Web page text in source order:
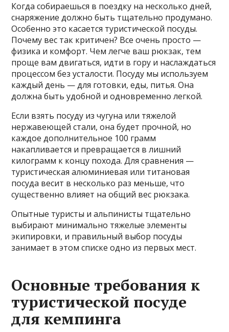
Когда собираешься в поездку на несколько дней,
снаряжение должно быть тщательно продумано.
Особенно это касается туристической посуды.
Почему вес так критичен? Все очень просто —
физика и комфорт. Чем легче ваш рюкзак, тем
проще вам двигаться, идти в гору и наслаждаться
процессом без усталости. Посуду мы используем
каждый день — для готовки, еды, питья. Она
должна быть удобной и одновременно легкой.
Если взять посуду из чугуна или тяжелой
нержавеющей стали, она будет прочной, но
каждое дополнительное 100 грамм
накапливается и превращается в лишний
килограмм к концу похода. Для сравнения —
туристическая алюминиевая или титановая
посуда весит в несколько раз меньше, что
существенно влияет на общий вес рюкзака.
Опытные туристы и альпинисты тщательно
выбирают минимально тяжелые элементы
экипировки, и правильный выбор посуды
занимает в этом списке одно из первых мест.
Основные требования к
туристической посуде
для кемпинга